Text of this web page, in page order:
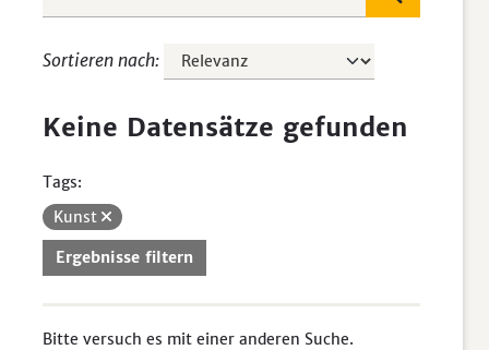
Sortieren nach
Keine Datensätze gefunden
Tags:
Kunst
Ergebnisse filtern
Bitte versuch es mit einer anderen Suche.